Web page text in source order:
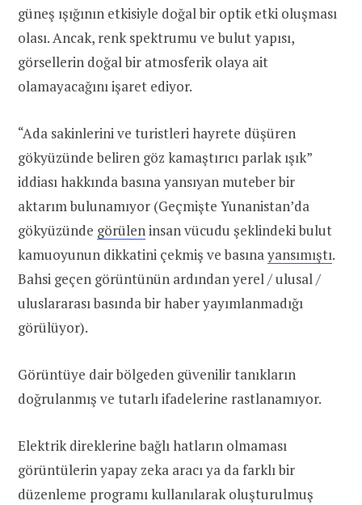
güneş ışığının etkisiyle doğal bir optik etki oluşması
olası. Ancak, renk spektrumu ve bulut yapısı,
görsellerin doğal bir atmosferik olaya ait
olamayacağını işaret ediyor.
“Ada sakinlerini ve turistleri hayrete düşüren
gökyüzünde beliren göz kamaştırıcı parlak ışık”
iddiası hakkında basına yansıyan muteber bir
aktarım bulunamıyor (Geçmişte Yunanistan’da
gökyüzünde görüleninsan vücudu şeklindeki bulut
kamuoyunun dikkatini çekmiş ve basınayansımıştı.
Bahsi geçen görüntünün ardından yerel / ulusal /
uluslararası basında bir haber yayımlanmadığı
görülüyor).
Görüntüye dair bölgeden güvenilir tanıkların
doğrulanmış ve tutarlı ifadelerine rastlanamıyor.
Elektrik direklerine bağlı hatların olmaması
görüntülerin yapay zeka aracı ya da farklı bir
düzenleme programı kullanılarak oluşturulmuş